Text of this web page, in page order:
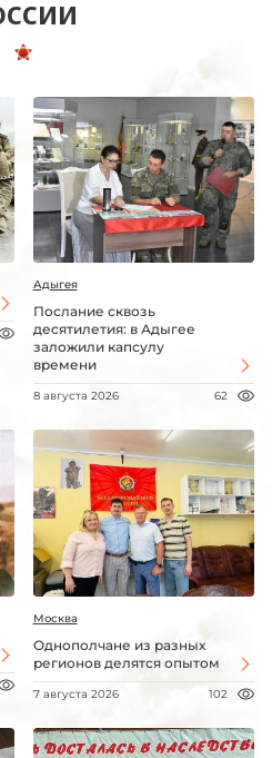
Адыгея
Послание сквозь
десятилетия: в Адыгее
заложили капсулу
времени
8 августа 2026 62
Москва
Однополчане из разных
регионов делятся опытом
7 августа 2026 102